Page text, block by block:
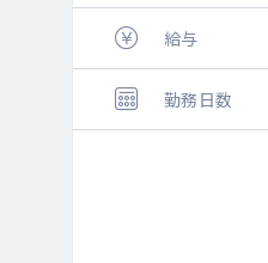
給与
勤務日数